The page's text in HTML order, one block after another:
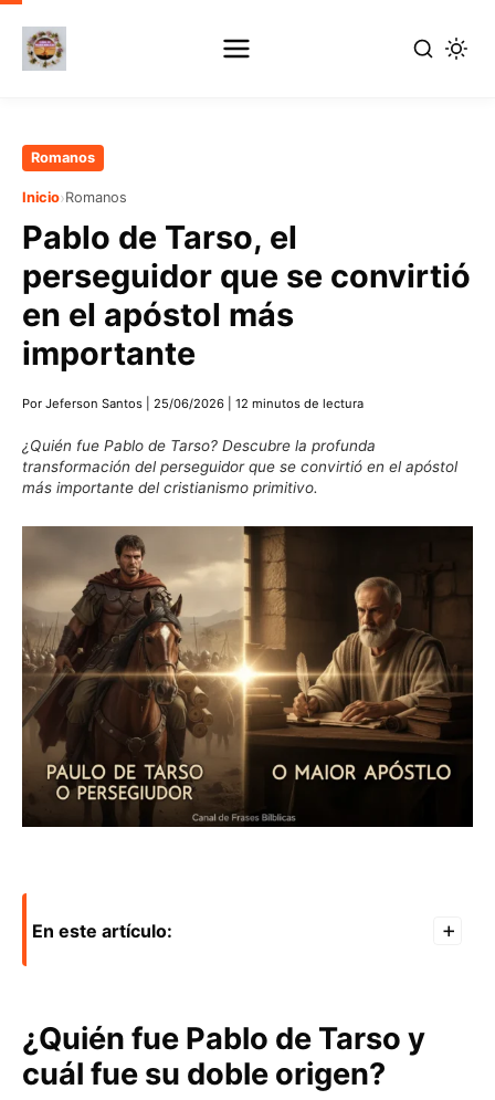
principal
Romanos
Inicio›Romanos
Pablo de Tarso, el
perseguidor que se convirtió
en el apóstol más
importante
Por Jeferson Santos 25/06/2026 12 minutos de lectura
¿Quién fue Pablo de Tarso? Descubre la profunda
transformación del perseguidor que se convirtió en el apóstol
más importante del cristianismo primitivo.
En este artículo: +
¿Quién fue Pablo de Tarso y
cuál fue su doble origen?